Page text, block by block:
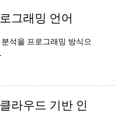
그래밍 언어
석을 프로그래밍 방식으
라우드 기반 인